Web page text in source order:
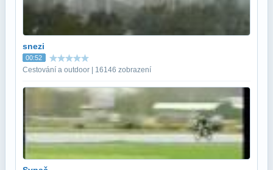
snezi
00:52
Cestování a outdoor | 16146 zobrazení